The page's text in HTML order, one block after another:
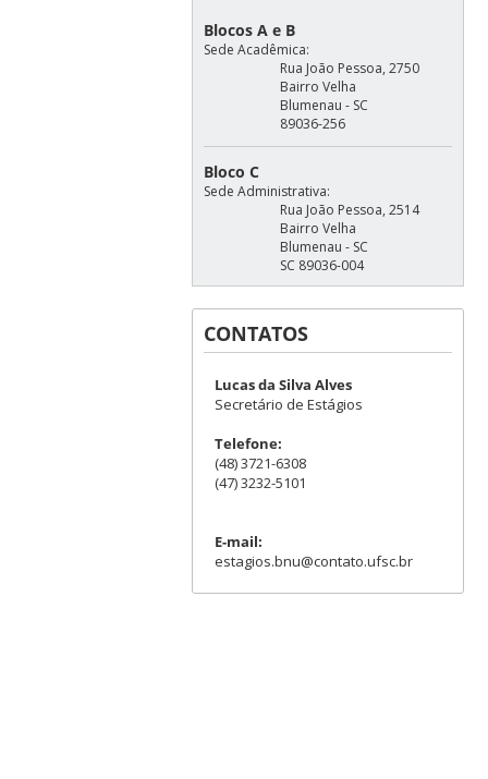
Blocos A e B
Sede Acadêmica:
Rua João Pessoa, 2750
Bairro Velha
Blumenau - SC
89036-256
Bloco C
Sede Administrativa:
Rua João Pessoa, 2514
Bairro Velha
Blumenau - SC
SC 89036-004
CONTATOS
Lucas da Silva Alves
Secretário de Estágios
Telefone:
(48) 3721-6308
(47) 3232-5101
E-mail:
estagios.bnu@contato.ufsc.br